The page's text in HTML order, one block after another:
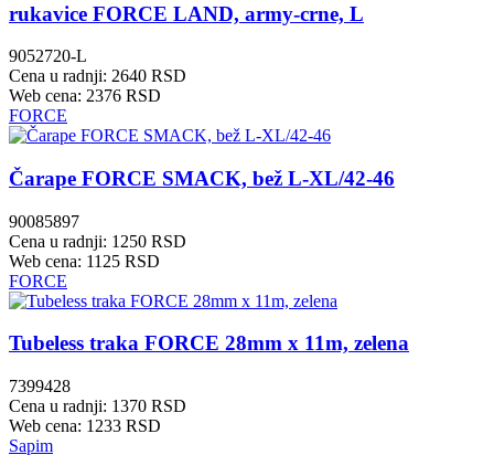
rukavice FORCE LAND, army-crne, L
9052720-L
Cena u radnji: 2640 RSD
Web cena: 2376 RSD
FORCE
Čarape FORCE SMACK, bež L-XL/42-46
90085897
Cena u radnji: 1250 RSD
Web cena: 1125 RSD
FORCE
Tubeless traka FORCE 28mm x 11m, zelena
7399428
Cena u radnji: 1370 RSD
Web cena: 1233 RSD
Sapim